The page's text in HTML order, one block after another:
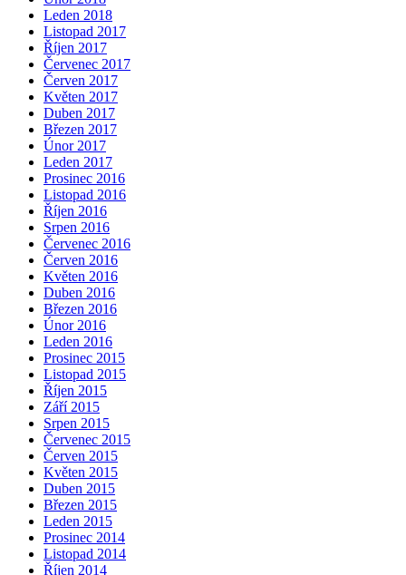
Leden 2018
Listopad 2017
Říjen 2017
Červenec 2017
Červen 2017
Květen 2017
Duben 2017
Březen 2017
Únor 2017
Leden 2017
Prosinec 2016
Listopad 2016
Říjen 2016
Srpen 2016
Červenec 2016
Červen 2016
Květen 2016
Duben 2016
Březen 2016
Únor 2016
Leden 2016
Prosinec 2015
Listopad 2015
Říjen 2015
Září 2015
Srpen 2015
Červenec 2015
Červen 2015
Květen 2015
Duben 2015
Březen 2015
Leden 2015
Prosinec 2014
Listopad 2014
Říjen 2014